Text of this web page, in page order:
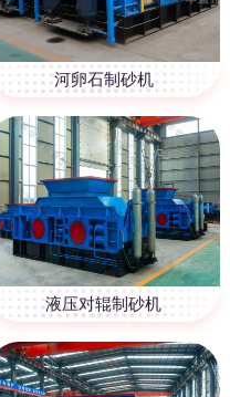
河卵石制砂机
液压对辊制砂机